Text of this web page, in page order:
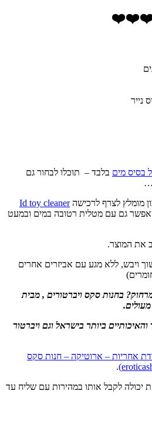
❤️❤️❤️
נייר
בסיס מים בלבד – תוכלו לבחור גם
מומלץ לצרף לרכישהId toy cleaner
שאפשר גם עם מטלית רטובה במים ובמעט
את המוצר.
ויבש, ללא מגע עם אביזרים אחרים
בחנות סקס ויברטורים , מבית
ביותר בישראל וגם ויברטור
אחריות – ארוטיקה – חנות סקס
.
יכולה לקבל אותו במהירות עם שליח עד